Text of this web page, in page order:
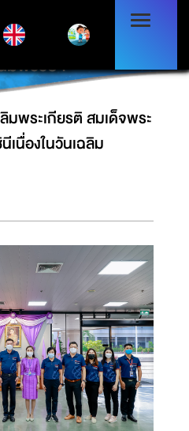
พระเกียรติ สมเด็จพระ
ชินีเนื่องในวันเฉลิม
มพรรษา
พระเกียรติ สมเด็จพระ
เนื่องในวันเฉลิม